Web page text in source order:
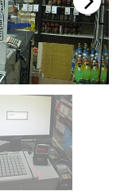
Next